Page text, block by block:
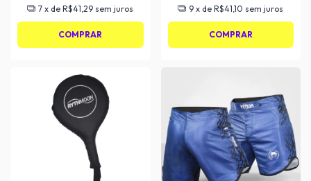
7 x deR$41,29 sem juros
COMPRAR
9 x deR$41,10 sem juros
COMPRAR